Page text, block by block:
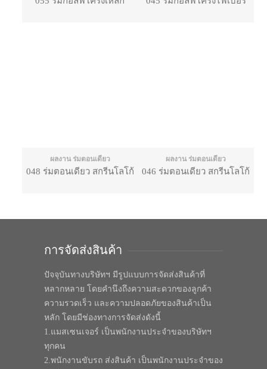
ผลงาน ร่มตอนเดียว
048 ร่มตอนเดียว สกรีนโลโก้
ผลงาน ร่มตอนเดียว
046 ร่มตอนเดียว สกรีนโลโก้
การจัดส่งสินค้า
ปัจจุบันทางบริษัทฯ มีรูปแบบการจัดส่งสินค้าที่
หลากหลาย โดยคำนึงถึงความสะดวกของลูกค้า
ความรวดเร็ว และความปลอดภัยของสินค้าเป็น
หลัก โดยมีช่องทางการจัดส่งดังนี้
1.แมสเซนเจอร์ เป็นพนักงานประจำของบริษัทฯ
ทุกคน
2.พนักงานขับรถ ส่งสินค้า เป็นพนักงานประจำของ